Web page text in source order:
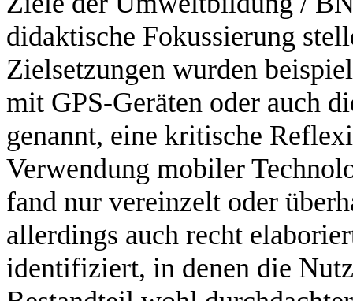
didaktische Fokussierung
Zielsetzungen wurden
mit GPS-Geräten oder auch
genannt, eine kritische
Verwendung mobiler
fand nur vereinzelt oder
allerdings auch recht
identifiziert, in denen die